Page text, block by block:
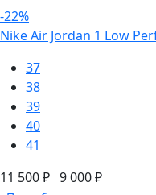
-22%
Nike Air Jordan 1 Low
37
38
39
40
41
11 500 ₽ 9 000 ₽